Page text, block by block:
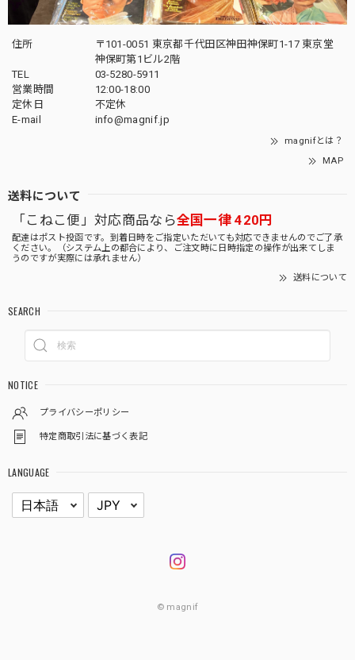
住所
〒101-0051 東京都千代田区神田神保町1-17 東京堂
神保町第1ビル2階
TEL
03-5280-5911
営業時間
12:00-18:00
定休日
不定休
E-mail
info@magnif.jp
magnifとは？
MAP
送料について
「こねこ便」対応商品なら全国一律 420円
配達はポスト投函です。到着日時をご指定いただいても対応できませんのでご了承
ください。（システム上の都合により、ご注文時に日時指定の操作が出来てしま
うのですが実際には承れません）
送料について
SEARCH
NOTICE
プライバシーポリシー
特定商取引法に基づく表記
LANGUAGE
© magnif